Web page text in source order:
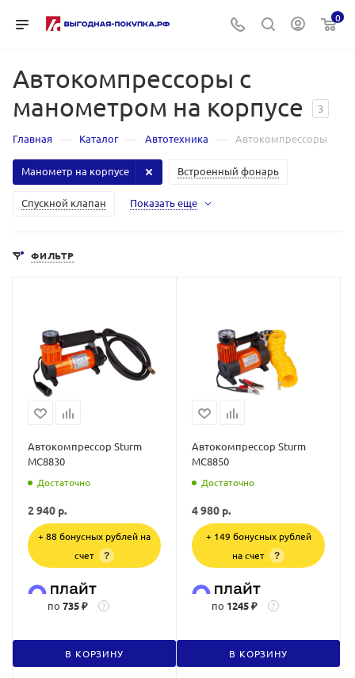
0
Автокомпрессоры с
манометром на корпусе
3
Главная — Каталог — Автотехника — Автокомпрессоры
Встроенный фонарь
Манометр на корпусе
Спускной клапан Показать еще
ФИЛЬТР
Автокомпрессор Sturm
MC8830
Достаточно
2 940 р.
+ 88 бонусных рублей на
счет
?
по 735 ₽ ?
В КОРЗИНУ
Автокомпрессор Sturm
MC8850
Достаточно
4 980 р.
+ 149 бонусных рублей
на счет
?
по 1245 ₽ ?
В КОРЗИНУ